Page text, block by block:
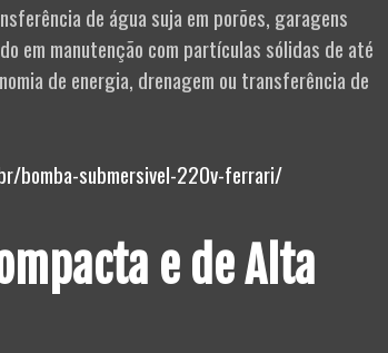
de água suja em porões, garagens
em manutenção com partículas sólidas de até
de energia, drenagem ou transferência de
bomba-submersivel-220v-ferrari/
e de Alta